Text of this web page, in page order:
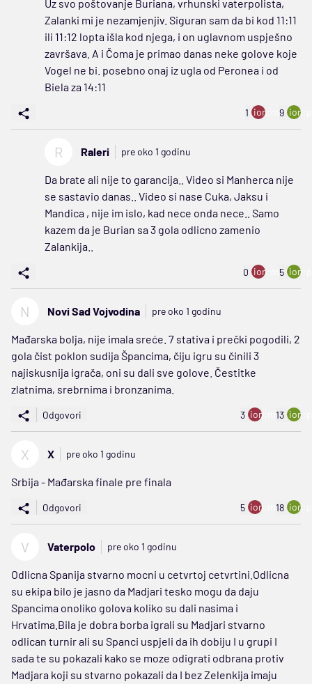
Uz svo poštovanje Buriana, vrhunski vaterpolista,
Zalanki mi je nezamjenjiv. Siguran sam da bi kod 11:11
ili 11:12 lopta išla kod njega, i on uglavnom uspješno
završava. A i Čoma je primao danas neke golove koje
Vogel ne bi. posebno onaj iz ugla od Peronea i od
Biela za 14:11
1 ion:minus
9
R Raleri pre oko 1 godinu
Da brate ali nije to garancija.. Video si Manherca nije
se sastavio danas.. Video si nase Cuka, Jaksu i
Mandica , nije im islo, kad nece onda nece.. Samo
kazem da je Burian sa 3 gola odlicno zamenio
Zalankija..
0 ion:minus
5
N Novi Sad Vojvodina pre oko 1 godinu
Mađarska bolja, nije imala sreće. 7 stativa i prečki pogodili, 2
gola čist poklon sudija Špancima, čiju igru su činili 3
najiskusnija igrača, oni su dali sve golove. Čestitke
zlatnima, srebrnima i bronzanima.
Odgovori 3 ion:minus
13
X X pre oko 1 godinu
Srbija - Mađarska finale pre finala
Odgovori 5 ion:minus
18
V Vaterpolo pre oko 1 godinu
Odlicna Spanija stvarno mocni u cetvrtoj cetvrtini.Odlicna
su ekipa bilo je jasno da Madjari tesko mogu da daju
Spancima onoliko golova koliko su dali nasima i
Hrvatima.Bila je dobra borba igrali su Madjari stvarno
odlican turnir ali su Spanci uspjeli da ih dobiju I u grupi I
sada te su pokazali kako se moze odigrati odbrana protiv
Madjara koji su stvarno pokazali da I bez Zelenkija imaju